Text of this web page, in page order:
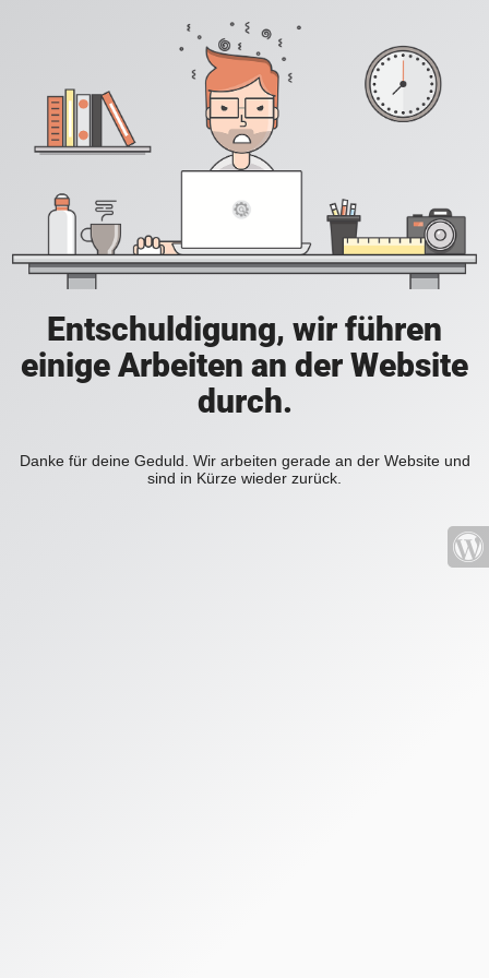
Entschuldigung, wir führen
einige Arbeiten an der Website
durch.
Danke für deine Geduld. Wir arbeiten gerade an der Website und
sind in Kürze wieder zurück.